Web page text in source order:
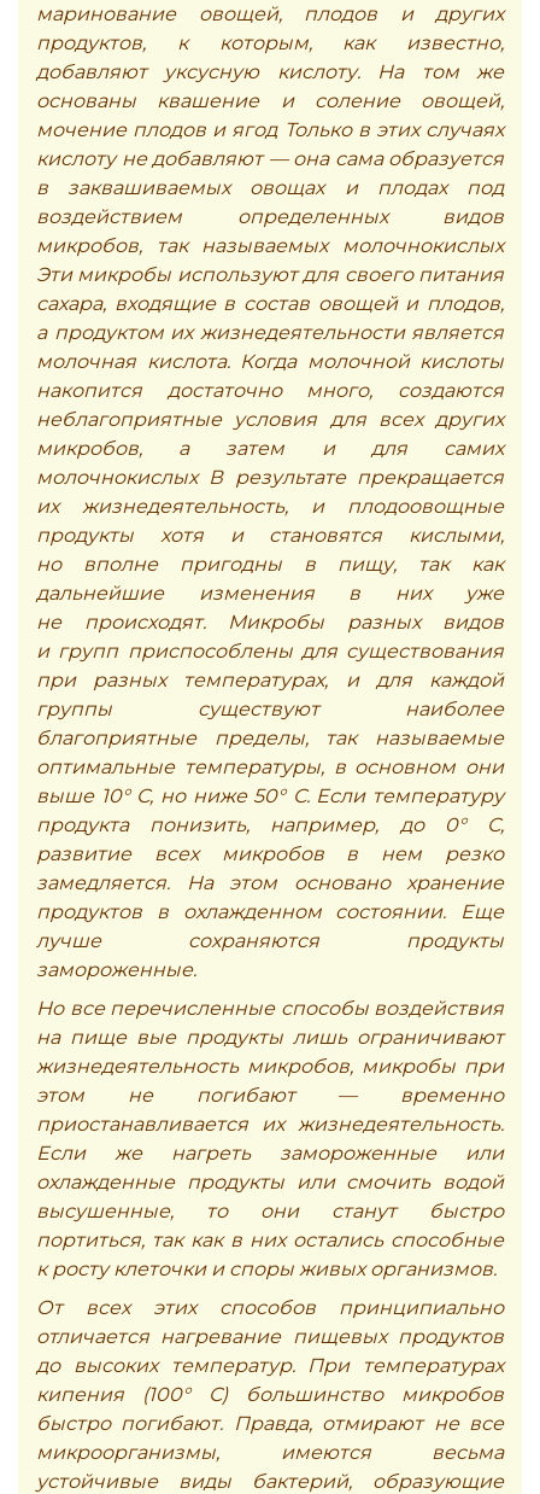
маринование овощей, плодов и других
продуктов, к которым, как известно,
добавляют уксусную кислоту. На том же
основаны квашение и соление овощей,
мочение плодов и ягод Только в этих случаях
кислоту не добавляют — она сама образуется
в заквашиваемых овощах и плодах под
воздействием определенных видов
микробов, так называемых молочнокислых
Эти микробы используют для своего питания
сахара, входящие в состав овощей и плодов,
а продуктом их жизнедеятельности является
молочная кислота. Когда молочной кислоты
накопится достаточно много, создаются
неблагоприятные условия для всех других
микробов, а затем и для самих
молочнокислых В результате прекращается
их жизнедеятельность, и плодоовощные
продукты хотя и становятся кислыми,
но вполне пригодны в пищу, так как
дальнейшие изменения в них уже
не происходят. Микробы разных видов
и групп приспособлены для существования
при разных температурах, и для каждой
группы существуют наиболее
благоприятные пределы, так называемые
оптимальные температуры, в основном они
выше 10° С, но ниже 50° С. Если температуру
продукта понизить, например, до 0° С,
развитие всех микробов в нем резко
замедляется. На этом основано хранение
продуктов в охлажденном состоянии. Еще
лучше сохраняются продукты
замороженные.
Но все перечисленные способы воздействия
на пище вые продукты лишь ограничивают
жизнедеятельность микробов, микробы при
этом не погибают — временно
приостанавливается их жизнедеятельность.
Если же нагреть замороженные или
охлажденные продукты или смочить водой
высушенные, то они станут быстро
портиться, так как в них остались способные
к росту клеточки и споры живых организмов.
От всех этих способов принципиально
отличается нагревание пищевых продуктов
до высоких температур. При температурах
кипения (100° С) большинство микробов
быстро погибают. Правда, отмирают не все
микроорганизмы, имеются весьма
устойчивые виды бактерий, образующие